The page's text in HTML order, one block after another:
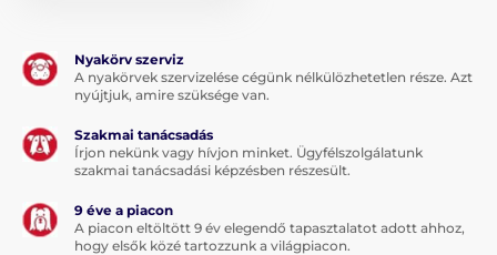
Nyakörv szerviz
A nyakörvek szervizelése cégünk nélkülözhetetlen része. Azt
nyújtjuk, amire szüksége van.
Szakmai tanácsadás
Írjon nekünk vagy hívjon minket. Ügyfélszolgálatunk
szakmai tanácsadási képzésben részesült.
9 éve a piacon
A piacon eltöltött 9 év elegendő tapasztalatot adott ahhoz,
hogy elsők közé tartozzunk a világpiacon.